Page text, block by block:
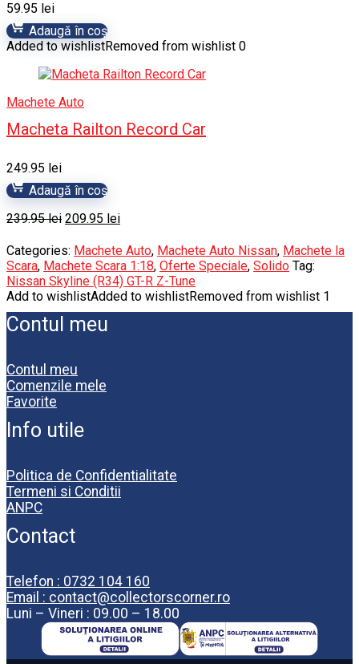
59.95 lei
Adaugă în coș
Added to wishlistRemoved from wishlist 0
Machete Auto
Macheta Railton Record Car
249.95 lei
Adaugă în coș
239.95lei Prețul
a
fost:
239.95 lei.
209.95 leiPrețul
este:
209.95 lei.
Categories: Machete Auto, Machete Auto Nissan, Machete la
Scara, Machete Scara 1:18, Oferte Speciale, Solido Tag:
Nissan Skyline (R34) GT-R Z-Tune
Add to wishlistAdded to wishlistRemoved from wishlist 1
Contul meu
Contul meu
Comenzile mele
Favorite
Info utile
Politica de Confidentialitate
Termeni si Conditii
ANPC
Contact
Telefon : 0732 104 160
Email : contact@collectorscorner.ro
Luni – Vineri : 09.00 – 18.00